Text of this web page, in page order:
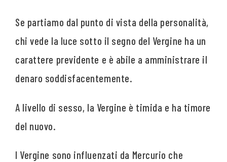
Se partiamo dal punto di vista della personalità,
chi vede la luce sotto il segno del Vergine ha un
carattere previdente e è abile a amministrare il
denaro soddisfacentemente.
A livello di sesso, la Vergine è timida e ha timore
del nuovo.
I Vergine sono influenzati da Mercurio che